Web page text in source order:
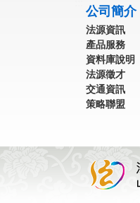
公司簡介
法源資訊
產品服務
資料庫說明
法源徵才
交通資訊
策略聯盟